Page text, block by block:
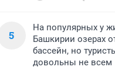
5
На популярных у
Башкирии озерах
бассейн, но
довольны не всем